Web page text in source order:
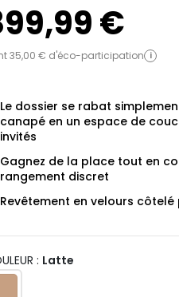
€
35,00 € d'éco-participation i
Le dossier se rabat
canapé en un espace de
invités
Gagnez de la place tout en
rangement discret
Revêtement en velours
: Latte